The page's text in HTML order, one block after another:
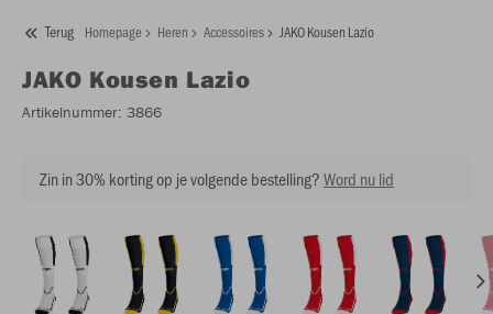
Terug Homepage Heren Accessoires JAKO Kousen Lazio
JAKO Kousen Lazio
Artikelnummer: 3866
Zin in 30% korting op je volgende bestelling?Word nu lid